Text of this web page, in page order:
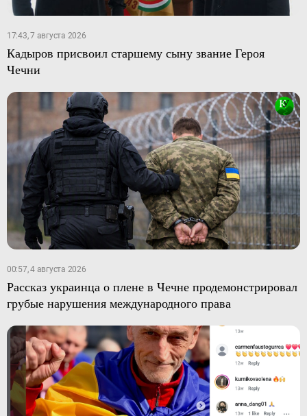
17:43, 7 августа 2026
Кадыров присвоил старшему сыну звание Героя
Чечни
00:57, 4 августа 2026
Рассказ украинца о плене в Чечне продемонстрировал
грубые нарушения международного права